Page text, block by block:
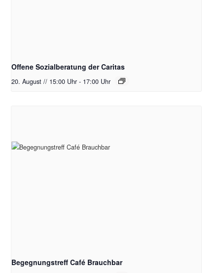
Offene Sozialberatung der Caritas
20. August // 15:00 Uhr - 17:00 Uhr
Begegnungstreff Café Brauchbar